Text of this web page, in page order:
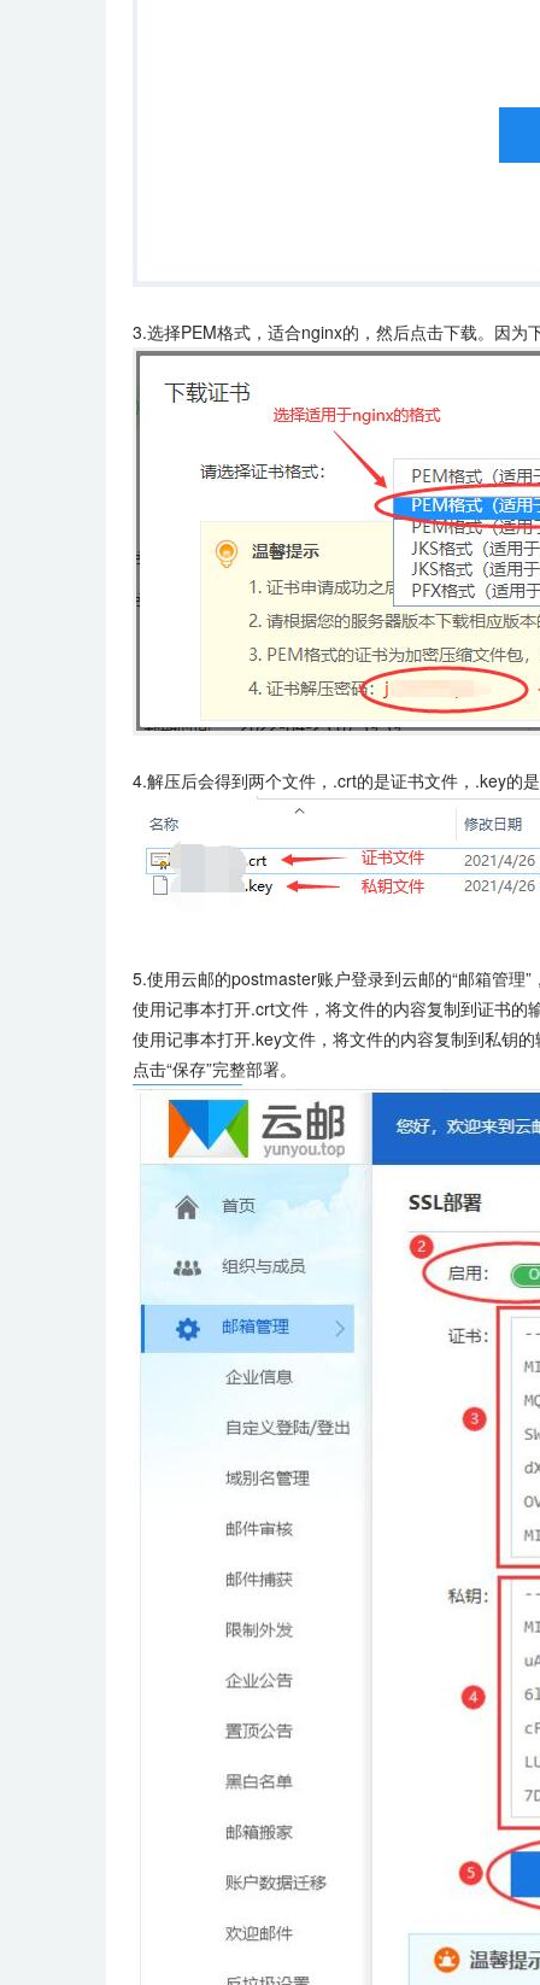
3.选择PEM格式，适合nginx的，然后点击下载。因
4.解压后会得到两个文件，.crt的是证书文件，.key的
5.使用云邮的postmaster账户登录到云邮的“邮箱管理”
使用记事本打开.crt文件，将文件的内容复制到证书的
使用记事本打开.key文件，将文件的内容复制到私钥
点击“保存”完整部署。